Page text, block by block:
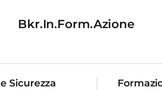
Bkr.In.Form.Azione
Sicurezza